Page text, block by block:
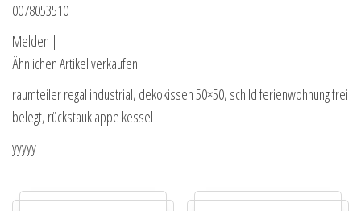
0078053510
Melden |
Ähnlichen Artikel verkaufen
raumteiler regal industrial, dekokissen 50×50, schild ferienwohnung frei
belegt, rückstauklappe kessel
yyyyy